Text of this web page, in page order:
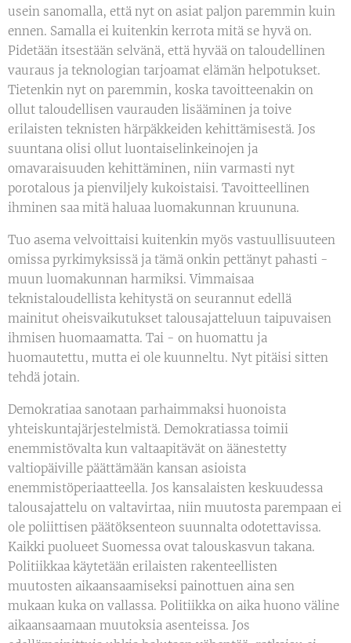
usein sanomalla, että nyt on asiat paljon paremmin kuin
ennen. Samalla ei kuitenkin kerrota mitä se hyvä on.
Pidetään itsestään selvänä, että hyvää on taloudellinen
vauraus ja teknologian tarjoamat elämän helpotukset.
Tietenkin nyt on paremmin, koska tavoitteenakin on
ollut taloudellisen vaurauden lisääminen ja toive
erilaisten teknisten härpäkkeiden kehittämisestä. Jos
suuntana olisi ollut luontaiselinkeinojen ja
omavaraisuuden kehittäminen, niin varmasti nyt
porotalous ja pienviljely kukoistaisi. Tavoitteellinen
ihminen saa mitä haluaa luomakunnan kruununa.
Tuo asema velvoittaisi kuitenkin myös vastuullisuuteen
omissa pyrkimyksissä ja tämä onkin pettänyt pahasti -
muun luomakunnan harmiksi. Vimmaisaa
teknistaloudellista kehitystä on seurannut edellä
mainitut oheisvaikutukset talousajatteluun taipuvaisen
ihmisen huomaamatta. Tai - on huomattu ja
huomautettu, mutta ei ole kuunneltu. Nyt pitäisi sitten
tehdä jotain.
Demokratiaa sanotaan parhaimmaksi huonoista
yhteiskuntajärjestelmistä. Demokratiassa toimii
enemmistövalta kun valtaapitävät on äänestetty
valtiopäiville päättämään kansan asioista
enemmistöperiaatteella. Jos kansalaisten keskuudessa
talousajattelu on valtavirtaa, niin muutosta parempaan ei
ole poliittisen päätöksenteon suunnalta odotettavissa.
Kaikki puolueet Suomessa ovat talouskasvun takana.
Politiikkaa käytetään erilaisten rakenteellisten
muutosten aikaansaamiseksi painottuen aina sen
mukaan kuka on vallassa. Politiikka on aika huono väline
aikaansaamaan muutoksia asenteissa. Jos